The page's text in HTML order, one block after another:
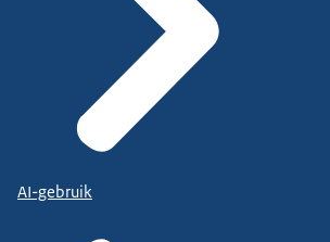
AI-gebruik